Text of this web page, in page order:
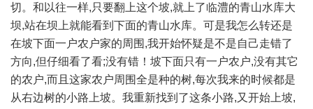
切。和以往一样,只要翻上这个坡,就上了临澧的青山水库大
坝,站在坝上就能看到下面的青山水库。可是我怎么转还是
在坡下面一户农户家的周围,我开始怀疑是不是自己走错了
方向,但仔细看了看;没有错！坡下面只有一户农户,没有其它
的农户,而且这家农户周围全是种的树,每次我来的时候都是
从右边树的小路上坡。我重新找到了这条小路,又开始上坡,